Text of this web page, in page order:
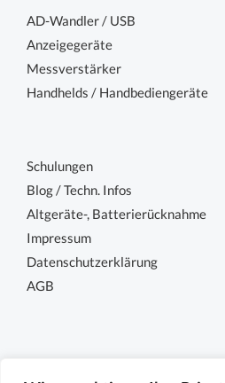
AD-Wandler / USB
Anzeigegeräte
Messverstärker
Handhelds / Handbediengeräte
Schulungen
Blog / Techn. Infos
Altgeräte-, Batterierücknahme
Impressum
Datenschutzerklärung
AGB